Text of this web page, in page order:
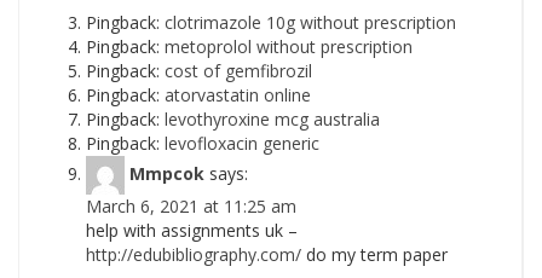
Pingback: clotrimazole 10g without prescription
Pingback: metoprolol without prescription
Pingback: cost of gemfibrozil
Pingback: atorvastatin online
Pingback: levothyroxine mcg australia
Pingback: levofloxacin generic
Mmpcok says:
March 6, 2021 at 11:25 am
help with assignments uk –
http://edubibliography.com/ do my term paper